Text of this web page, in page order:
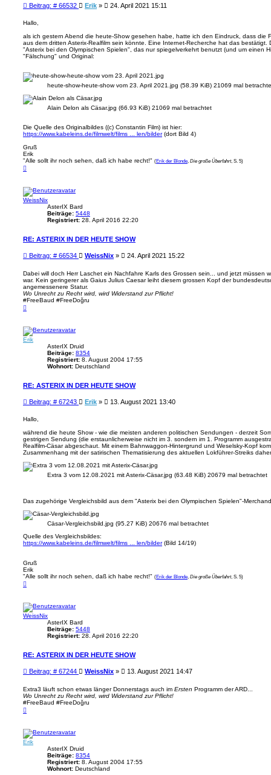
Beitrag: # 66532B
r
a
g
Erik » 24. April 2021 15:11
Hallo,
als ich gestern Abend die heute-Show gesehen habe, hatte ich den Eindruck, dass die
aus dem dritten Asterix-Realfilm sein könnte. Eine Internet-Recherche hat das bestätigt.
"Asterix bei den Olympischen Spielen", das nur spiegelverkehrt benutzt (und um einen
"Fälschung" und Original:
heute-show-heute-show vom 23. April 2021.jpg (58.39 KiB) 21069 mal
Alain Delon als Cäsar.jpg (66.93 KiB) 21069 mal betrachtet
Die Quelle des Originalbildes ((c) Constantin Film) ist hier:
https://www.kabeleins.de/filmwelt/films ... len/bilder(dort Bild 4)
Gruß
Erik
"Alle sollt ihr noch sehen, daß ich habe recht!" (Erik der Blonde, Die große Überfahrt, S. 5)
a
h
o
b
WeissNix
AsterIX Bard
Beiträge: 5448
Registriert: 28. April 2016 22:20
RE: ASTERIX IN DER HEUTE SHOW
Beitrag: # 66534B
i
t
r
a
WeissNix » 24. April 2021 15:22
Dabei will doch Herr Laschet ein Nachfahre Karls des Grossen sein... und jetzt müssen
war. Kein geringerer als Gaius Julius Caesar leiht diesem grossen Kopf der
angemessenere Statur.
Wo Unrecht zu Recht wird, wird Widerstand zur Pflicht!
#FreeBaud #FreeDoğru
a
h
o
b
Erik
AsterIX Druid
Beiträge: 8354
Registriert: 8. August 2004 17:55
Wohnort: Deutschland
RE: ASTERIX IN DER HEUTE SHOW
Beitrag: # 67243B
r
a
g
Erik » 13. August 2021 13:40
Hallo,
während die heute Show - wie die meisten anderen politischen Sendungen - derzeit
gestrigen Sendung (die erstaunlicherweise nicht im 3. sondern im 1. Programm
Realfilm-Cäsar abgeschaut. Mit einem Bahnwaggon-Hintergrund und Weselsky-Kopf
Zusammenhang mit der satirischen Thematisierung des aktuellen Lokführer-Streiks
Extra 3 vom 12.08.2021 mit Asterix-Cäsar.jpg (63.48 KiB) 20679 mal betrachtet
Das zugehörige Vergleichsbild aus dem "Asterix bei den Olympischen Spielen"-
Cäsar-Vergleichsbild.jpg (95.27 KiB) 20676 mal betrachtet
Quelle des Vergleichsbildes:
https://www.kabeleins.de/filmwelt/films ... len/bilder(Bild 14/19)
Gruß
Erik
"Alle sollt ihr noch sehen, daß ich habe recht!" (Erik der Blonde, Die große Überfahrt, S. 5)
a
h
o
b
WeissNix
AsterIX Bard
Beiträge: 5448
Registriert: 28. April 2016 22:20
RE: ASTERIX IN DER HEUTE SHOW
Beitrag: # 67244B
i
t
r
WeissNix » 13. August 2021 14:47
Extra3 läuft schon etwas länger Donnerstags auch im Ersten Programm der ARD...
Wo Unrecht zu Recht wird, wird Widerstand zur Pflicht!
#FreeBaud #FreeDoğru
a
h
o
b
Erik
AsterIX Druid
Beiträge: 8354
Registriert: 8. August 2004 17:55
Wohnort: Deutschland